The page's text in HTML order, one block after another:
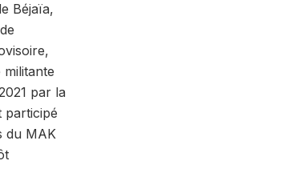
Béjaïa,
par la
participé
du MAK